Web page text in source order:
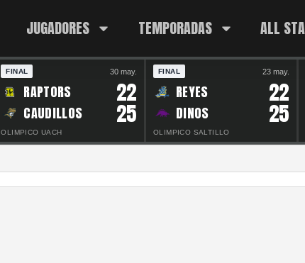
JUGADORES TEMPORADAS ALL
FINAL 30 may.
RAPTORS 22
CAUDILLOS 25
OLIMPICO UACH
FINAL 23 may.
REYES 22
DINOS 25
OLIMPICO SALTILLO